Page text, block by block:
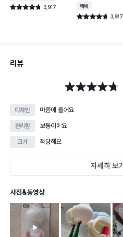
별점 4.7점 3,917
건 작성
택배배송
별점 4.7점 3,917
건 작성
리뷰
별점 4.7점
디자인 마음에 들어요
편리함 보통이에요
크기 적당해요
자세히 보기
사진&동영상